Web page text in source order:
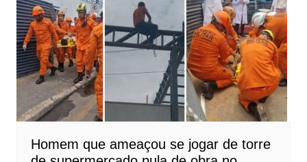
Homem que ameaçou se jogar de torre